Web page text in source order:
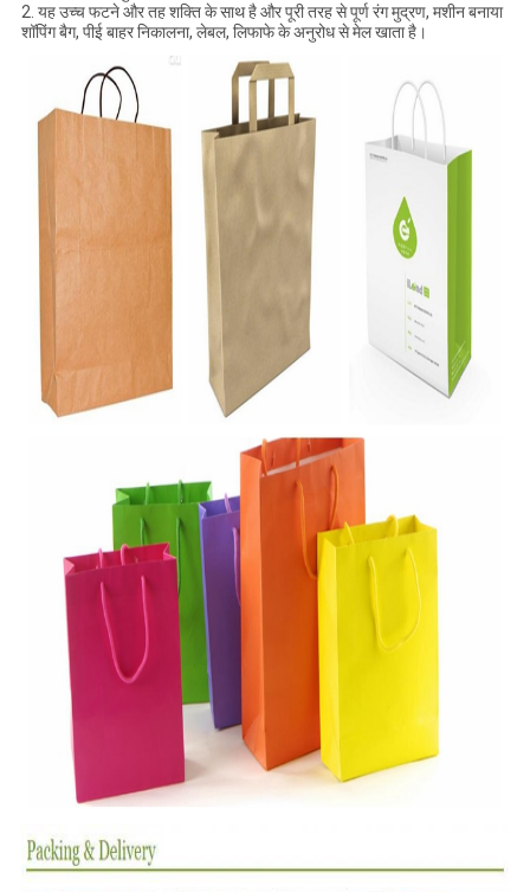
2. यह उच्च फटने और तह शक्ति के साथ है और पूरी तरह से पूर्ण रंग मुद्रण, मशीन बनाया
शॉपिंग बैग, पीई बाहर निकालना, लेबल, लिफाफे के अनुरोध से मेल खाता है।